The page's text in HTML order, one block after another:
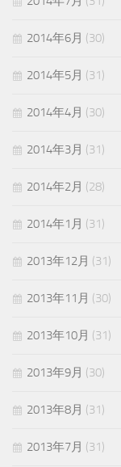
2014年6月 (30)
2014年5月 (31)
2014年4月 (30)
2014年3月 (31)
2014年2月 (28)
2014年1月 (31)
2013年12月 (31)
2013年11月 (30)
2013年10月 (31)
2013年9月 (30)
2013年8月 (31)
2013年7月 (31)